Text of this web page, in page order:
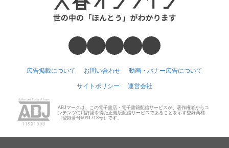
広告掲載について お問い合わせ 動画・バナー広告について
サイトポリシー 運営会社
ABJマークは、この電子書店・電子書籍配信サービスが、著作権者からコ
ンテンツ使用許諾を得た正規版配信サービスであることを示す登録商標
（登録番号6091713号）です。